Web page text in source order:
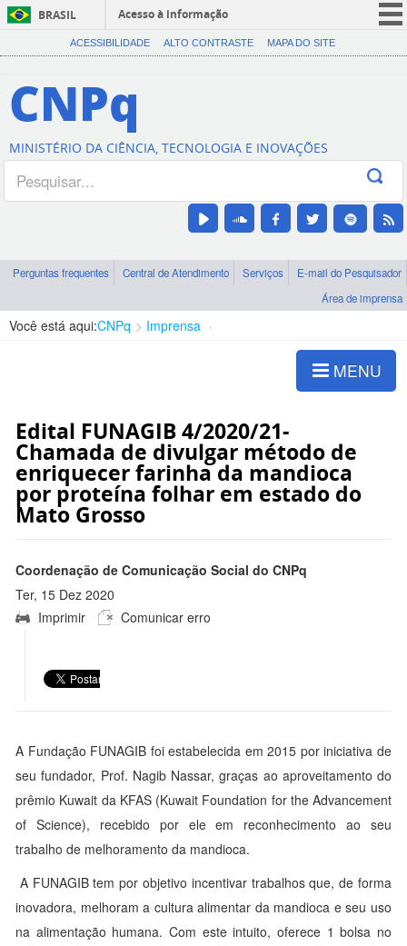
BRASIL
Acesso à informação
CORONAVÍRUS (COVID-19)
Canais
ACESSIBILIDADE ALTO CONTRASTE MAPA DO SITE
CNPq
MINISTÉRIO DA CIÊNCIA, TECNOLOGIA E INOVAÇÕES
Perguntas frequentes Central de Atendimento Serviços
E-mail do Pesquisador
Área de imprensa
Você está aqui:CNPq Imprensa
MENU
Edital FUNAGIB 4/2020/21-
Chamada de divulgar método de
enriquecer farinha da mandioca
por proteína folhar em estado do
Mato Grosso
Coordenação de Comunicação Social do CNPq
Ter, 15 Dez 2020
11:12:00 -0300
Imprimir Comunicar erro
A Fundação FUNAGIB foi estabelecida em 2015 por iniciativa de
seu fundador, Prof. Nagib Nassar, graças ao aproveitamento do
prêmio Kuwait da KFAS (Kuwait Foundation for the Advancement
of Science), recebido por ele em reconhecimento ao seu
trabalho de melhoramento da mandioca.
A FUNAGIB tem por objetivo incentivar trabalhos que, de forma
inovadora, melhoram a cultura alimentar da mandioca e seu uso
na alimentação humana. Com este intuito, oferece 1 bolsa no